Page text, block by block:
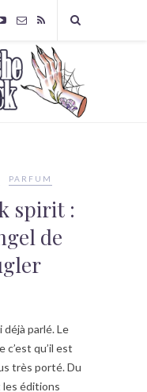
PARFUM
spirit :
de
déjà parlé. Le
c’est qu’il est
très porté. Du
les éditions